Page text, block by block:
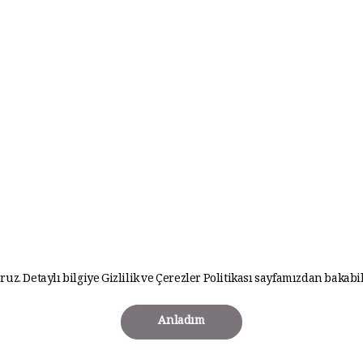
Detaylı bilgiyeGizlilik ve Çerezler Politikasısayfamızdan
Anladım